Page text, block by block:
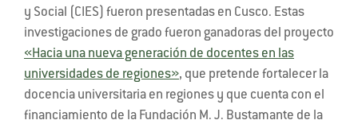
y Social (CIES) fueron presentadas en Cusco. Estas
investigaciones de grado fueron ganadoras del proyecto
«Hacia una nueva generación de docentes en las
universidades de regiones», que pretende fortalecer la
docencia universitaria en regiones y que cuenta con el
financiamiento de la Fundación M. J. Bustamante de la